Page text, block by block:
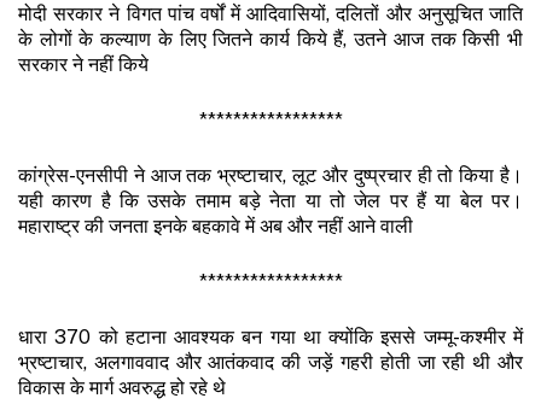
मोदी सरकार ने विगत पांच वर्षों में आदिवासियों, दलितों और अनुसूचित जाति
के लोगों के कल्याण के लिए जितने कार्य किये हैं, उतने आज तक किसी भी
सरकार ने नहीं किये
*****************
कांग्रेस-एनसीपी ने आज तक भ्रष्टाचार, लूट और दुष्प्रचार ही तो किया है।
यही कारण है कि उसके तमाम बड़े नेता या तो जेल पर हैं या बेल पर।
महाराष्ट्र की जनता इनके बहकावे में अब और नहीं आने वाली
*****************
धारा 370 को हटाना आवश्यक बन गया था क्योंकि इससे जम्मू-कश्मीर में
भ्रष्टाचार, अलगाववाद और आतंकवाद की जड़ें गहरी होती जा रही थी और
विकास के मार्ग अवरुद्ध हो रहे थे